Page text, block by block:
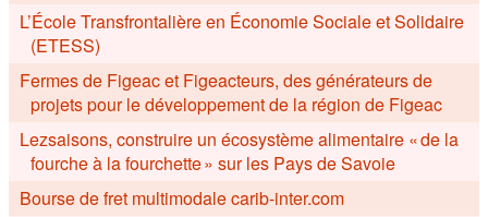
L’École Transfrontalière en Économie Sociale et Solidaire
(ETESS)
Fermes de Figeac et Figeacteurs, des générateurs de
projets pour le développement de la région de Figeac
Lezsaisons, construire un écosystème alimentaire « de la
fourche à la fourchette » sur les Pays de Savoie
Bourse de fret multimodale carib-inter.com